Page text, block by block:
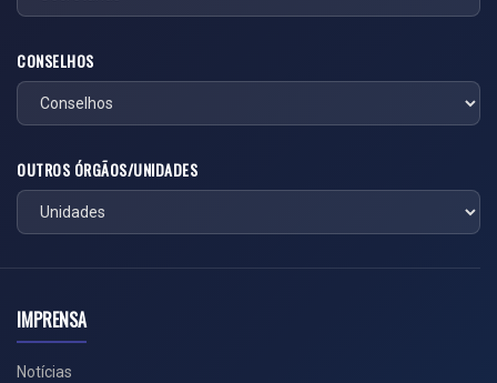
CONSELHOS
OUTROS ÓRGÃOS/UNIDADES
IMPRENSA
Notícias